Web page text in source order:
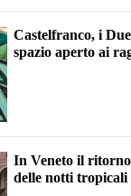
Castelfranco, i
spazio aperto ai
In Veneto il
delle notti tropicali